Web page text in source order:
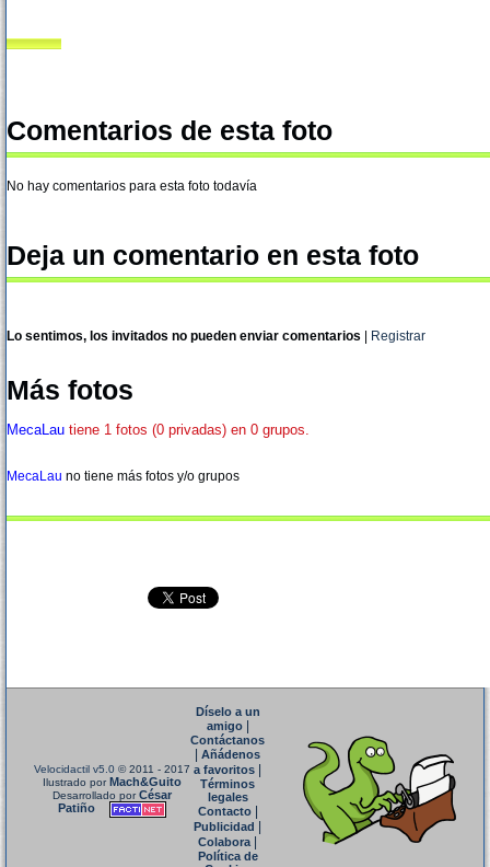
Comentarios de esta foto
No hay comentarios para esta foto todavía
Deja un comentario en esta foto
Lo sentimos, los invitados no pueden enviar comentarios Registrar
Más fotos
MecaLau tiene 1 fotos (0 privadas) en 0 grupos.
MecaLau no tiene más fotos y/o grupos
Velocidactil v5.0 © 2011 - 2017
Ilustrado porMach&Guito
Desarrollado porCésar
Patiño
Díselo a un
amigo|
Contáctanos
Añádenos
a favoritos
Términos
legales
Contacto|
Publicidad
Colabora|
Política de